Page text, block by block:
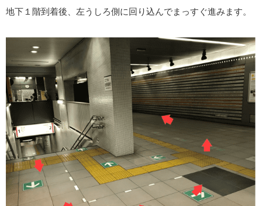
地下１階到着後、左うしろ側に回り込んでまっすぐ進みます。